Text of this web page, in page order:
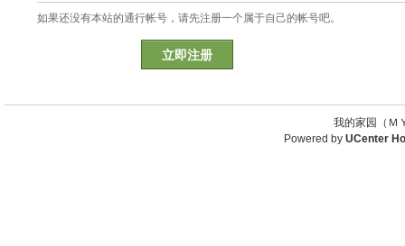
如果还没有本站的通行帐号，请先注册一个属于自己的帐号吧。
立即注册
我的家园（
Powered by UCenter